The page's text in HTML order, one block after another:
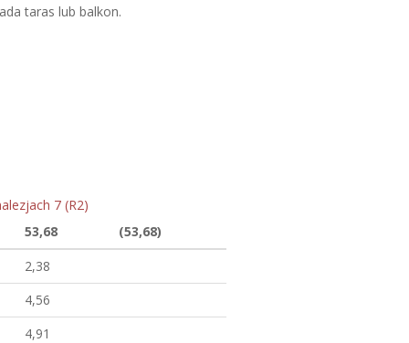
taras lub balkon.
7 (R2)
53,68
(53,68)
2,38
4,56
4,91